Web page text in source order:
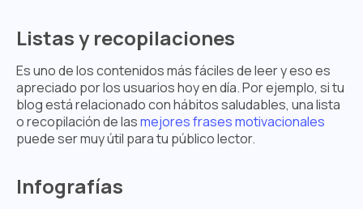
Listas y recopilaciones
Es uno de los contenidos más fáciles de leer y eso es
apreciado por los usuarios hoy en día. Por ejemplo, si tu
blog está relacionado con hábitos saludables, una lista
o recopilación de lasmejores frases motivacionales
puede ser muy útil para tu público lector.
Infografías